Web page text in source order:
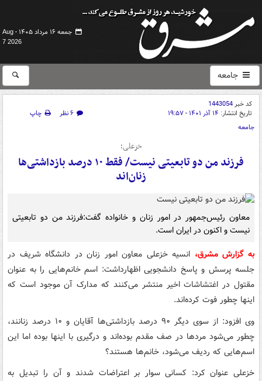
جمعه ۱۶ مرداد ۱۴۰۵ -
Aug
7 2026
جامعه
کد خبر1443054
تاریخ انتشار: ۱۴ آذر ۱۴۰۱ - ۱۹:۵۷ ۶ نظر
چاپ
جامعه
خزعلی؛
فرزند من دو تابعیتی نیست/ فقط ۱۰ درصد بازداشتی‌ها
زنان‌اند
معاون رئیس‌جمهور در امور زنان و خانواده گفت:فرزند من دو تابعیتی
نیست و اکنون در ایران است.
به گزارش مشرق، انسیه خزعلی معاون امور زنان در دانشگاه شریف در
جلسه پرسش و پاسخ دانشجویی اظهارداشت: اسم خانم‌هایی را به عنوان
مقتول در اغتشاشات اخیر منتشر می‌کنند که مدارک آن موجود است که
اینها چطور فوت کرده‌اند.
وی افزود: از سوی دیگر ۹۰ درصد بازداشتی‌ها آقایان و ۱۰ درصد زنانند،
چطور می‌شود مردها در صف مقدم بوده‌اند و درگیری با اینها بوده اما این
اسم‌هایی که ردیف می‌شود، خانم‌ها هستند؟
خزعلی عنوان کرد: کسانی سوار بر اعتراضات شدند و آن را تبدیل به